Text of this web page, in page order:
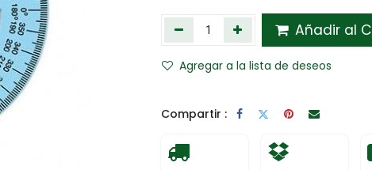
Añadir al
Agregar a la lista de deseos
Compartir :